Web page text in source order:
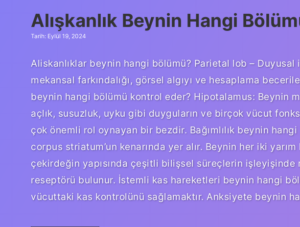
Alışkanlık Beynin Hangi
Tarih: Eylül 19, 2024
Aliskanlıklar beynin hangi bölümü? Parietal lob – Duyusal
mekansal farkındalığı, görsel algıyı ve hesaplama
beynin hangi bölümü kontrol eder? Hipotalamus: Beynin
açlık, susuzluk, uyku gibi duyguların ve birçok vücut
çok önemli rol oynayan bir bezdir. Bağımlılık beynin
corpus striatum’un kenarında yer alır. Beynin her iki
çekirdeğin yapısında çeşitli bilişsel süreçlerin
reseptörü bulunur. İstemli kas hareketleri beynin hangi
vücuttaki kas kontrolünü sağlamaktır. Anksiyete beynin